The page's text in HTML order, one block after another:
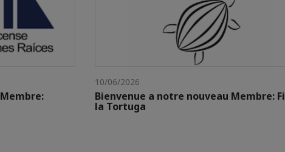
10/06/2026
Bienvenue a notre nouveau Membre:
la Tortuga